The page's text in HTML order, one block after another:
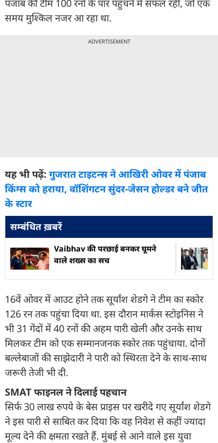
पंजाब की टीम 100 रनों के पार पहुंचने में सफल रही, जो एक
समय मुश्किल नजर आ रहा था.
ADVERTISEMENT
यह भी पढ़ें: गुजरात टाइटन्स ने आखिरी ओवर में पंजाब
किंग्स को हराया, वॉशिंगटन सुंदर-जेसन होल्डर बने जीत
के स्टार
सम्बंधित ख़बरें
Vaibhav की परछाई बनकर घूमने
वाले शख्स का सच
16वें ओवर में आउट होने तक सूर्यांश शेडगे ने टीम का स्कोर
126 रन तक पहुंचा दिया था. इस दौरान मार्कस स्टोइनिस ने
भी 31 गेंदों में 40 रनों की अहम पारी खेली और उनके साथ
मिलकर टीम को एक सम्मानजनक स्कोर तक पहुंचाया. दोनों
बल्लेबाजों की साझेदारी ने पारी को स्थिरता देने के साथ-साथ
जरूरी तेजी भी दी.
SMAT फाइनल ने दिलाई पहचान
सिर्फ 30 लाख रुपये के बेस प्राइस पर खरीदे गए सूर्यांश शेडगे
ने इस पारी से साबित कर दिया कि वह निवेश से कहीं ज्यादा
मूल्य देने की क्षमता रखते हैं. मुंबई से आने वाले इस युवा